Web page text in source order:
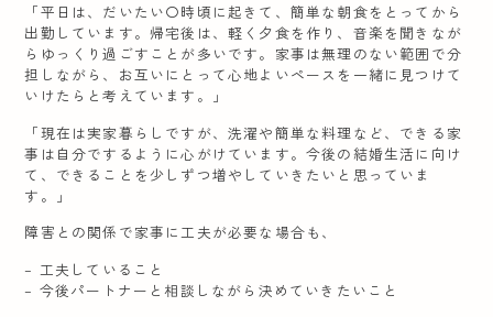
「平日は、だいたい〇時頃に起きて、簡単な朝食をとってから
出勤しています。帰宅後は、軽く夕食を作り、音楽を聞きなが
らゆっくり過ごすことが多いです。家事は無理のない範囲で分
担しながら、お互いにとって心地よいペースを一緒に見つけて
いけたらと考えています。」
「現在は実家暮らしですが、洗濯や簡単な料理など、できる家
事は自分でするように心がけています。今後の結婚生活に向け
て、できることを少しずつ増やしていきたいと思っていま
す。」
障害との関係で家事に工夫が必要な場合も、
– 工夫していること
– 今後パートナーと相談しながら決めていきたいこと